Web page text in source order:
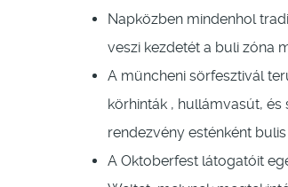
Napközben mindenhol
veszi kezdetét a buli zóna
A müncheni sörfesztivál
körhinták , hullámvasút,
rendezvény esténként
A Oktoberfest látogatóit